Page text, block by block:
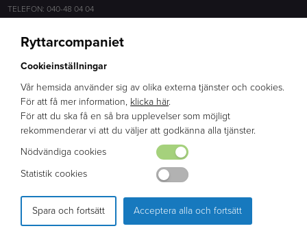
TELEFON: 040-48 04 04
SOCIALA MEDIER
FACEBOOK
INSTAGRAM
ERFARENHET
PRODUKTION & DESIGN: WEBBPARTNER
Ryttarcompaniet
Cookieinställningar
Vår hemsida använder sig av olika externa tjänster och cookies.
För att få mer information, klicka här.
För att du ska få en så bra upplevelser som möjligt
rekommenderar vi att du väljer att godkänna alla tjänster.
Nödvändiga cookies
Statistik cookies
Spara och fortsätt Acceptera alla och fortsätt